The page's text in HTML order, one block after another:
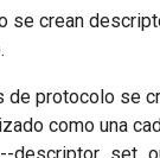
se crean
protocolo se
como una